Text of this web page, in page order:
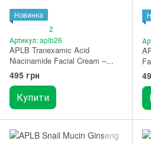
Новинка
2
Артикул: aplb26
APLB Tranexamic Acid
Niacinamide Facial Cream –
освітлювальний крем з
транексамовою кислотою та
ніацинамідом 55 мл
495 грн
Купити